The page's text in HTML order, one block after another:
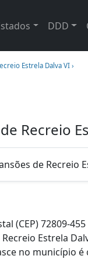
DDD
Estrela Dalva VI ›
Recreio
de Recreio
(CEP) 72809-
Estrela
no município